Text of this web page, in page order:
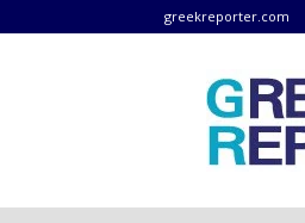
greekreporter.com